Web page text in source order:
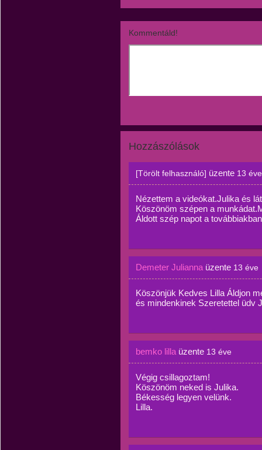
Kommentáld!
Hozzászólások
[Törölt felhasználó] üzente 13 éve
Nézettem a videókat.Julika és
Köszönöm szépen a
Áldott szép napot a
Demeter Julianna üzente 13 éve
Köszönjük Kedves Lilla Áldjon
és mindenkinek Szeretettel üdv
bemko lilla üzente 13 éve
Végig csillagoztam!
Köszönöm neked is Julika.
Békesség legyen velünk.
Lilla.